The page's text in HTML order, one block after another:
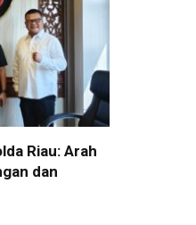
Riau: Arah
dan